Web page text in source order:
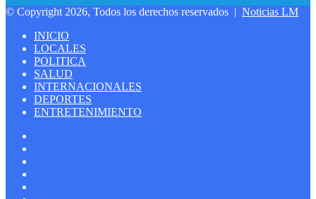
© Copyright 2026, Todos los derechos reservados | Noticias LM
INICIO
LOCALES
POLITICA
SALUD
INTERNACIONALES
DEPORTES
ENTRETENIMIENTO